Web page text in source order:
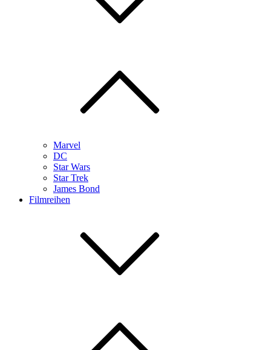
Marvel
DC
Star Wars
Star Trek
James Bond
Filmreihen